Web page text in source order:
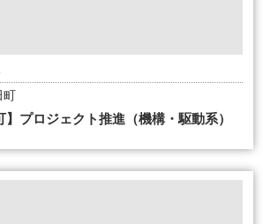
町
】プロジェクト推進（機構・駆動系）